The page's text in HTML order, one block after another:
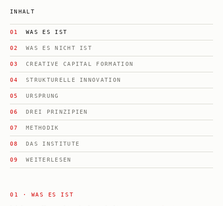
INHALT
WAS ES IST
WAS ES NICHT IST
CREATIVE CAPITAL FORMATION
STRUKTURELLE INNOVATION
URSPRUNG
DREI PRINZIPIEN
METHODIK
DAS INSTITUTE
WEITERLESEN
01 · WAS ES IST